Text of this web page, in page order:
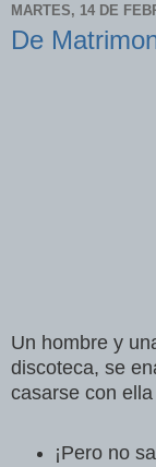
MARTES, 14 DE
De
Un hombre y
discoteca, se
casarse con
¡Pero no